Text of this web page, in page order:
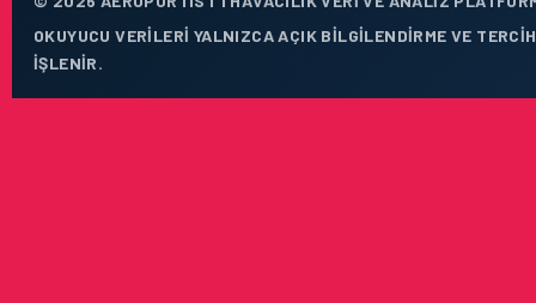
OKUYUCU VERILERI YALNIZCA AÇIK BILGILENDIRME VE
IŞLENIR.